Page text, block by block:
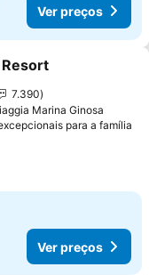
Ver preços
aos favoritos
7.390
Marina Ginosa
para a família
Ver preços